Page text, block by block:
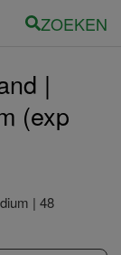
ZOEKEN
|
(exp